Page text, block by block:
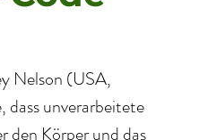
Nelson (USA,
dass unverarbeitete
den Körper und das